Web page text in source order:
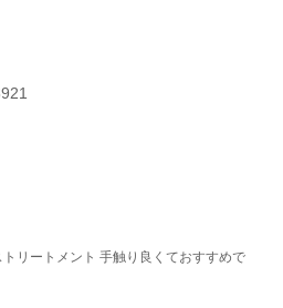
リートメント 手触り良くておすすめで